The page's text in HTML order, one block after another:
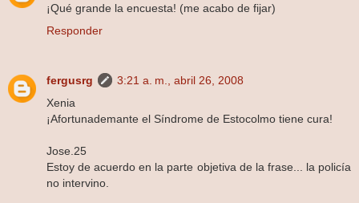
¡Qué grande la encuesta! (me acabo de fijar)
Responder
fergusrg
3:21 a. m., abril 26, 2008
Xenia
¡Afortunademante el Síndrome de Estocolmo tiene cura!
Jose.25
Estoy de acuerdo en la parte objetiva de la frase... la policía
no intervino.